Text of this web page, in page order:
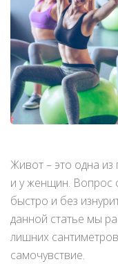
Живот – это одна из
и у женщин. Вопрос
быстро и без
данной статье мы
лишних
самочувствие.